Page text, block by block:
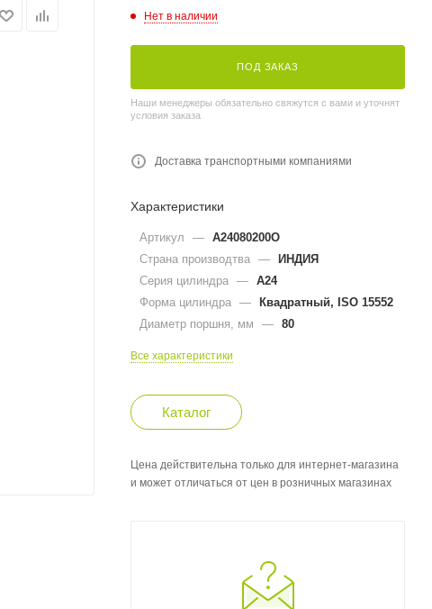
Нет в наличии
ПОД ЗАКАЗ
Наши менеджеры обязательно свяжутся с вами и уточнят
условия заказа
Доставка транспортными компаниями
Характеристики
Артикул — A24080200O
Страна производтва — ИНДИЯ
Серия цилиндра — A24
Форма цилиндра — Квадратный, ISO 15552
Диаметр поршня, мм
— 80
Все характеристики
Каталог
Цена действительна только для интернет-магазина
и может отличаться от цен в розничных магазинах